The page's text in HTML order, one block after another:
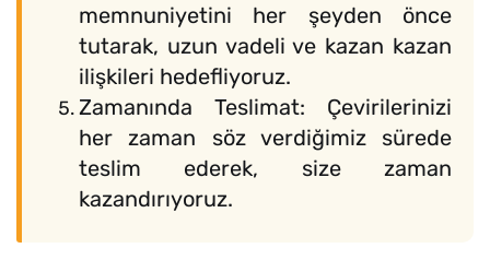
memnuniyetini her şeyden önce
tutarak, uzun vadeli ve kazan kazan
ilişkileri hedefliyoruz.
Zamanında Teslimat: Çevirilerinizi
her zaman söz verdiğimiz sürede
teslim ederek, size zaman
kazandırıyoruz.